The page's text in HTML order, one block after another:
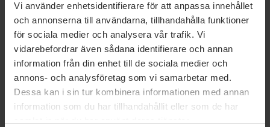
Vi använder enhetsidentifierare för att anpassa innehållet
och annonserna till användarna, tillhandahålla funktioner
för sociala medier och analysera vår trafik. Vi
vidarebefordrar även sådana identifierare och annan
information från din enhet till de sociala medier och
annons- och analysföretag som vi samarbetar med.
Dessa kan i sin tur kombinera informationen med annan
information som du har tillhandahållit eller som de har
23 januari 2026
Regeringen sviker svensk film –
kulturministern lyser med sin frånvaro
2 oktober 2025